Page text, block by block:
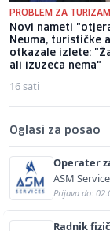
PROBLEM ZA TURIZAM
Novi nameti
Neuma, turističke
otkazale izlete:
ali izuzeća nema"
16 sati
Oglasi za posao
Operater
(m/ž)
ASM
Prijava do:
Radnik